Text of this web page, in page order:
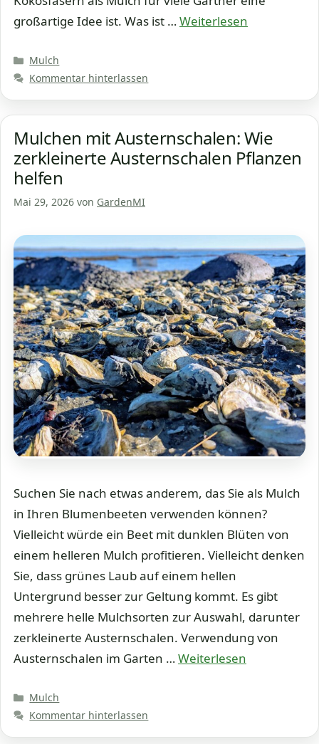
großartige Idee ist. Was ist …Weiterlesen
Kategorien
Mulch
Kommentar hinterlassen
Mulchen mit Austernschalen: Wie
zerkleinerte Austernschalen Pflanzen
helfen
Mai 29, 2026 von GardenMI
Suchen Sie nach etwas anderem, das Sie als Mulch
in Ihren Blumenbeeten verwenden können?
Vielleicht würde ein Beet mit dunklen Blüten von
einem helleren Mulch profitieren. Vielleicht denken
Sie, dass grünes Laub auf einem hellen
Untergrund besser zur Geltung kommt. Es gibt
mehrere helle Mulchsorten zur Auswahl, darunter
zerkleinerte Austernschalen. Verwendung von
Austernschalen im Garten …Weiterlesen
Kategorien
Mulch
Kommentar hinterlassen